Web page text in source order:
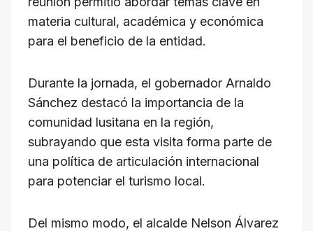
materia cultural, académica y económica
para el beneficio de la entidad.
Durante la jornada, el gobernador Arnaldo
Sánchez destacó la importancia de la
comunidad lusitana en la región,
subrayando que esta visita forma parte de
una política de articulación internacional
para potenciar el turismo local.
Del mismo modo, el alcalde Nelson Álvarez